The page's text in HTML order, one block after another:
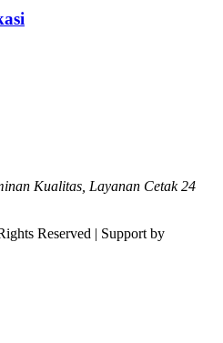
Kualitas, Layanan Cetak 24
Reserved | Support by